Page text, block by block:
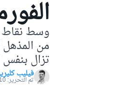
موتو جي بي
من
تزال بنفس
فيليب
تم التحرير:2026